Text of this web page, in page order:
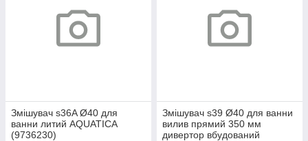
Змішувач s36A Ø40 для
ванни литий AQUATICA
(9736230)
Змішувач s39 Ø40 для ванни
вилив прямий 350 мм
дивертор вбудований